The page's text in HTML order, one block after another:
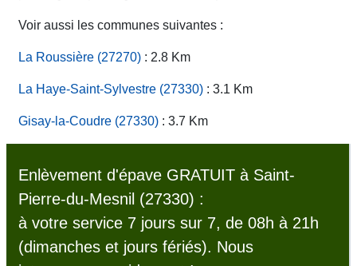
Voir aussi les communes suivantes :
La Roussière (27270) : 2.8 Km
La Haye-Saint-Sylvestre (27330) : 3.1 Km
Gisay-la-Coudre (27330) : 3.7 Km
Enlèvement d'épave GRATUIT à Saint-
Pierre-du-Mesnil (27330) :
à votre service 7 jours sur 7, de 08h à 21h
(dimanches et jours fériés). Nous